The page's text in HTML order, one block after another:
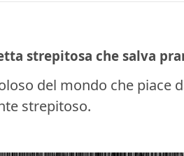
strepitosa che salva
del mondo che piace
strepitoso.